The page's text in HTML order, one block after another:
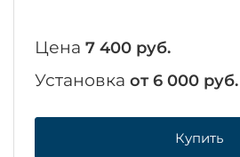
Цена 7 400 руб.
Установка от 6 000 руб.
Купить